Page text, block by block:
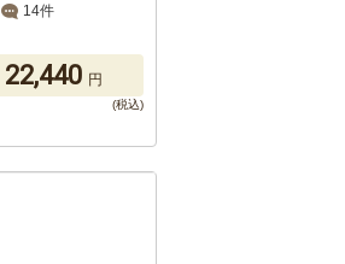
14件
22,440 円